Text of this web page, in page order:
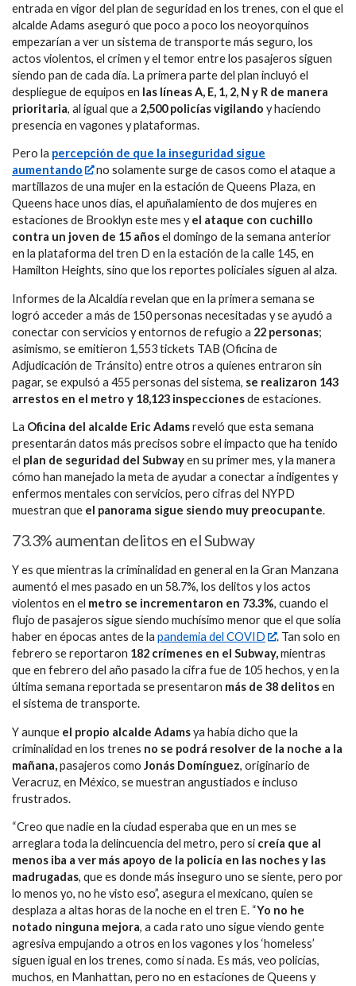
entrada en vigor del plan de seguridad en los trenes, con el que el
alcalde Adams aseguró que poco a poco los neoyorquinos
empezarían a ver un sistema de transporte más seguro, los
actos violentos, el crimen y el temor entre los pasajeros siguen
siendo pan de cada día. La primera parte del plan incluyó el
despliegue de equipos en las líneas A, E, 1, 2, N y R de manera
prioritaria, al igual que a 2,500 policías vigilando y haciendo
presencia en vagones y plataformas.
Pero la percepción de que la inseguridad sigue
aumentando
no solamente surge de casos como el ataque a
martillazos de una mujer en la estación de Queens Plaza, en
Queens hace unos días, el apuñalamiento de dos mujeres en
estaciones de Brooklyn este mes yel ataque con cuchillo
contra un joven de 15 añosel domingo de la semana anterior
en la plataforma del tren D en la estación de la calle 145, en
Hamilton Heights, sino que los reportes policiales siguen al alza.
Informes de la Alcaldía revelan que en la primera semana se
logró acceder a más de 150 personas necesitadas y se ayudó a
conectar con servicios y entornos de refugio a 22 personas;
asimismo, se emitieron 1,553 tickets TAB (Oficina de
Adjudicación de Tránsito) entre otros a quienes entraron sin
pagar, se expulsó a 455 personas del sistema, se realizaron 143
arrestos en el metro y 18,123 inspeccionesde estaciones.
La Oficina del alcalde Eric Adamsreveló que esta semana
presentarán datos más precisos sobre el impacto que ha tenido
el plan de seguridad del Subwayen su primer mes, y la manera
cómo han manejado la meta de ayudar a conectar a indigentes y
enfermos mentales con servicios, pero cifras del NYPD
muestran que el panorama sigue siendo muy preocupante.
73.3% aumentan delitos en el Subway
Y es que mientras la criminalidad en general en la Gran Manzana
aumentó el mes pasado en un 58.7%, los delitos y los actos
violentos en el metro se incrementaron en 73.3%, cuando el
flujo de pasajeros sigue siendo muchísimo menor que el que solía
haber en épocas antes de la pandemia del COVID
. Tan solo en
febrero se reportaron 182 crímenes en el Subway,mientras
que en febrero del año pasado la cifra fue de 105 hechos, y en la
última semana reportada se presentaron más de 38 delitosen
el sistema de transporte.
Y aunque el propio alcalde Adamsya había dicho que la
criminalidad en los trenes no se podrá resolver de la noche a la
mañana,pasajeros como Jonás Domínguez, originario de
Veracruz, en México, se muestran angustiados e incluso
frustrados.
“Creo que nadie en la ciudad esperaba que en un mes se
arreglara toda la delincuencia del metro, pero si creía que al
menos iba a ver más apoyo de la policía en las noches y las
madrugadas, que es donde más inseguro uno se siente, pero por
lo menos yo, no he visto eso”, asegura el mexicano, quien se
desplaza a altas horas de la noche en el tren E. “Yo no he
notado ninguna mejora, a cada rato uno sigue viendo gente
agresiva empujando a otros en los vagones y los ‘homeless’
siguen igual en los trenes, como si nada. Es más, veo policías,
muchos, en Manhattan, pero no en estaciones de Queens y